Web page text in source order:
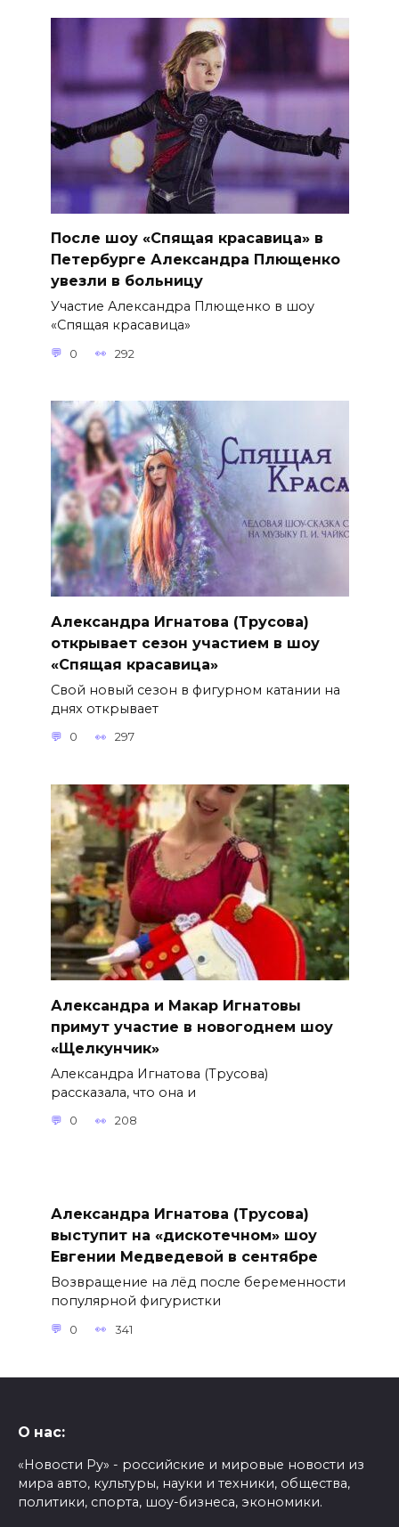
После шоу «Спящая красавица» в
Петербурге Александра Плющенко
увезли в больницу
Участие Александра Плющенко в шоу
«Спящая красавица»
0 292
Александра Игнатова (Трусова)
открывает сезон участием в шоу
«Спящая красавица»
Свой новый сезон в фигурном катании на
днях открывает
0 297
Александра и Макар Игнатовы
примут участие в новогоднем шоу
«Щелкунчик»
Александра Игнатова (Трусова)
рассказала, что она и
0 208
Александра Игнатова (Трусова)
выступит на «дискотечном» шоу
Евгении Медведевой в сентябре
Возвращение на лёд после беременности
популярной фигуристки
0 341
О нас:
«Новости Ру» - российские и мировые новости из
мира авто, культуры, науки и техники, общества,
политики, спорта, шоу-бизнеса, экономики.